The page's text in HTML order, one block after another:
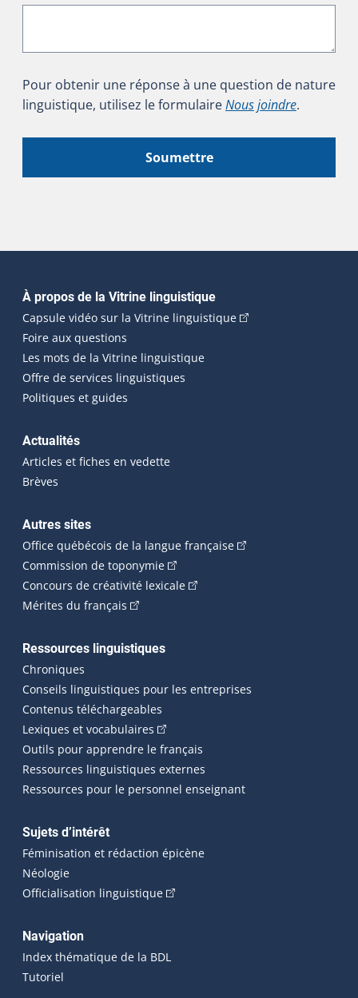
Pour obtenir une réponse à une question de nature
linguistique, utilisez le formulaireNous joindre.
Soumettre
Navigation principale
À propos de la Vitrine linguistique
Capsule vidéo sur la Vitrine linguistique(Cet hyperlien
Foire aux questions
Les mots de la Vitrine linguistique
Offre de services linguistiques
Politiques et guides
Actualités
Articles et fiches en vedette
Brèves
Autres sites
Office québécois de la langue française(Cet hyperlien
Commission de toponymie(Cet hyperlien externe s'ouvrira
Concours de créativité lexicale(Cet hyperlien externe
Mérites du français (Cet hyperlien externe s'ouvrira dans une
Ressources linguistiques
Chroniques
Conseils linguistiques pour les entreprises
Contenus téléchargeables
Lexiques et vocabulaires (Cet hyperlien externe s'ouvrira
Outils pour apprendre le français
Ressources linguistiques externes
Ressources pour le personnel enseignant
Sujets d’intérêt
Féminisation et rédaction épicène
Néologie
Officialisation linguistique(Cet hyperlien externe s'ouvrira
Navigation
Index thématique de la BDL
Tutoriel